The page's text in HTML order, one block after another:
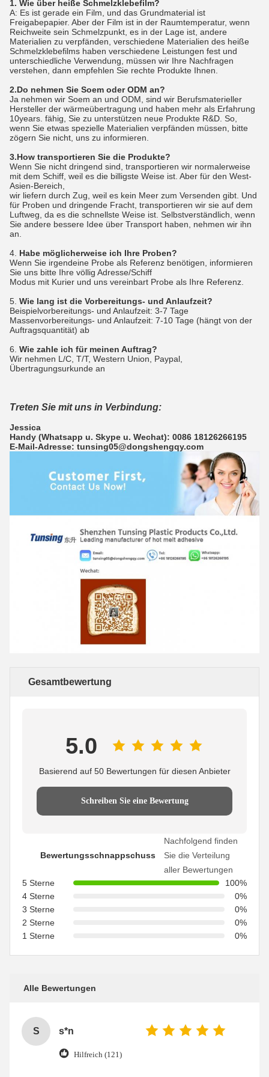
1. Wie über heiße Schmelzklebefilm?
A: Es ist gerade ein Film, und das Grundmaterial ist
Freigabepapier. Aber der Film ist in der Raumtemperatur, wenn
Reichweite sein Schmelzpunkt, es in der Lage ist, andere
Materialien zu verpfänden, verschiedene Materialien des heiße
Schmelzklebefilms haben verschiedene Leistungen fest und
unterschiedliche Verwendung, müssen wir Ihre Nachfragen
verstehen, dann empfehlen Sie rechte Produkte Ihnen.
2.Do nehmen Sie Soem oder ODM an?
Ja nehmen wir Soem an und ODM, sind wir Berufsmaterieller
Hersteller der wärmeübertragung und haben mehr als Erfahrung
10years. fähig, Sie zu unterstützen neue Produkte R&D. So,
wenn Sie etwas spezielle Materialien verpfänden müssen, bitte
zögern Sie nicht, uns zu informieren.
3.How transportieren Sie die Produkte?
Wenn Sie nicht dringend sind, transportieren wir normalerweise
mit dem Schiff, weil es die billigste Weise ist. Aber für den West-
Asien-Bereich,
wir liefern durch Zug, weil es kein Meer zum Versenden gibt. Und
für Proben und dringende Fracht, transportieren wir sie auf dem
Luftweg, da es die schnellste Weise ist. Selbstverständlich, wenn
Sie andere bessere Idee über Transport haben, nehmen wir ihn
an.
4. Habe möglicherweise ich Ihre Proben?
Wenn Sie irgendeine Probe als Referenz benötigen, informieren
Sie uns bitte Ihre völlig Adresse/Schiff
Modus mit Kurier und uns vereinbart Probe als Ihre Referenz.
5. Wie lang ist die Vorbereitungs- und Anlaufzeit?
Beispielvorbereitungs- und Anlaufzeit: 3-7 Tage
Massenvorbereitungs- und Anlaufzeit: 7-10 Tage (hängt von der
Auftragsquantität) ab
6. Wie zahle ich für meinen Auftrag?
Wir nehmen L/C, T/T, Western Union, Paypal,
Übertragungsurkunde an
Treten Sie mit uns in Verbindung:
Jessica
Handy (Whatsapp u. Skype u. Wechat): 0086 18126266195
E-Mail-Adresse: tunsing05@dongshengqy.com
Gesamtbewertung
5.0
Basierend auf 50 Bewertungen für diesen Anbieter
Schreiben Sie eine Bewertung
Bewertungsschnappschuss
Nachfolgend finden
Sie die Verteilung
aller Bewertungen
5 Sterne
100%
4 Sterne
0%
3 Sterne
0%
2 Sterne
0%
1 Sterne
0%
Alle Bewertungen
S s*n
Hilfreich (121)